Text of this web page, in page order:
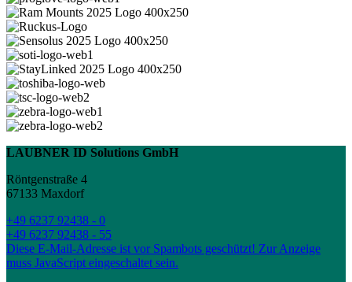
LAUBNER ID Solutions GmbH
Röntgenstraße 4
67133 Maxdorf
+49 6237 92438 - 0
+49 6237 92438 - 55
Diese E-Mail-Adresse ist vor Spambots geschützt! Zur Anzeige
muss JavaScript eingeschaltet sein.